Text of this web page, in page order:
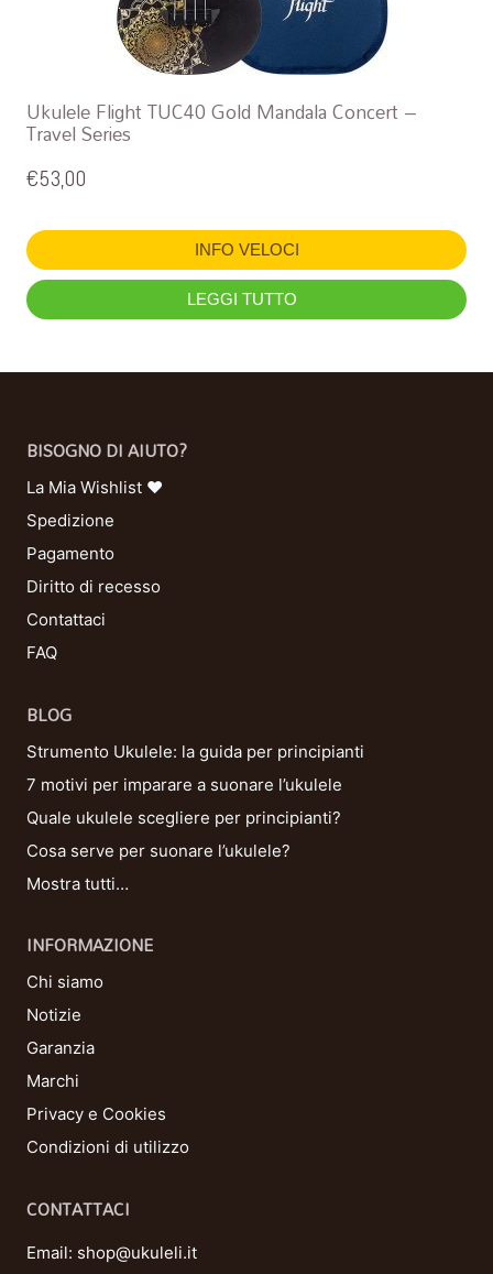
Ukulele Flight TUC40 Gold Mandala Concert –
Travel Series
€53,00
INFO VELOCI
LEGGI TUTTO
BISOGNO DI AIUTO?
La Mia Wishlist ❤
Spedizione
Pagamento
Diritto di recesso
Contattaci
FAQ
BLOG
Strumento Ukulele: la guida per principianti
7 motivi per imparare a suonare l’ukulele
Quale ukulele scegliere per principianti?
Cosa serve per suonare l’ukulele?
Mostra tutti…
INFORMAZIONE
Chi siamo
Notizie
Garanzia
Marchi
Privacy e Cookies
Condizioni di utilizzo
CONTATTACI
Email: shop@ukuleli.it